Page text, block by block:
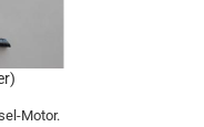
Motor.